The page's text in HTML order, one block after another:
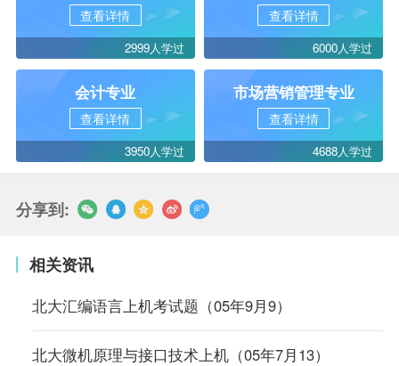
查看详情
2999人学过
查看详情
6000人学过
会计专业
查看详情
3950人学过
市场营销管理专业
查看详情
4688人学过
分享到:
相关资讯
北大汇编语言上机考试题（05年9月9）
北大微机原理与接口技术上机（05年7月13）